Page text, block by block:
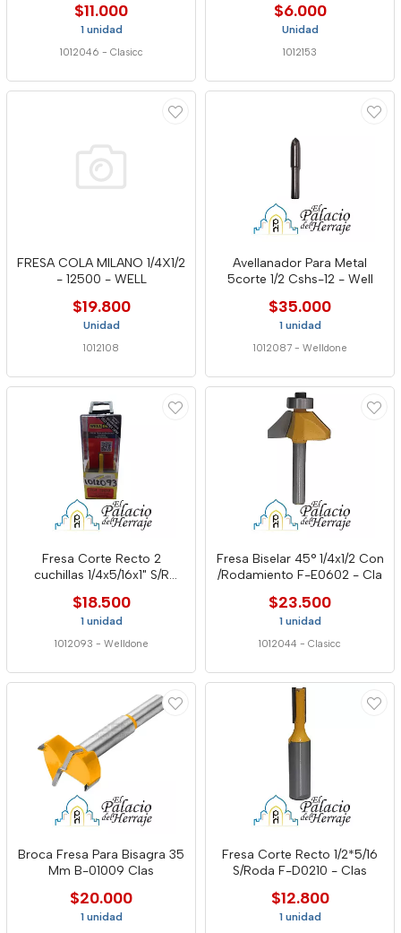
$11.000
1 unidad
1012046 - Clasicc
$6.000
Unidad
1012153
FRESA COLA MILANO 1/4X1/2
- 12500 - WELL
$19.800
Unidad
1012108
Avellanador Para Metal
5corte 1/2 Cshs-12 - Well
$35.000
1 unidad
1012087 - Welldone
Fresa Corte Recto 2
cuchillas 1/4x5/16x1" S/R
$18.500
1 unidad
1012093 - Welldone
Fresa Biselar 45° 1/4x1/2 Con
/Rodamiento F-E0602 - Cla
$23.500
1 unidad
1012044 - Clasicc
Broca Fresa Para Bisagra 35
Mm B-01009 Clas
$20.000
1 unidad
Fresa Corte Recto 1/2*5/16
S/Roda F-D0210 - Clas
$12.800
1 unidad